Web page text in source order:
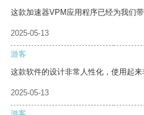
这款加速器VPM应用程序已经为我们
2025-05-13
游客
这款软件的设计非常人性化，使用起来
2025-05-13